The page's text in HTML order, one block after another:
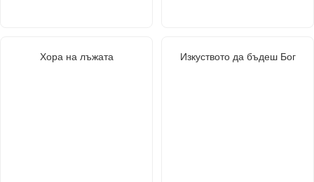
Хора на лъжата Изкуството да бъдеш Бог